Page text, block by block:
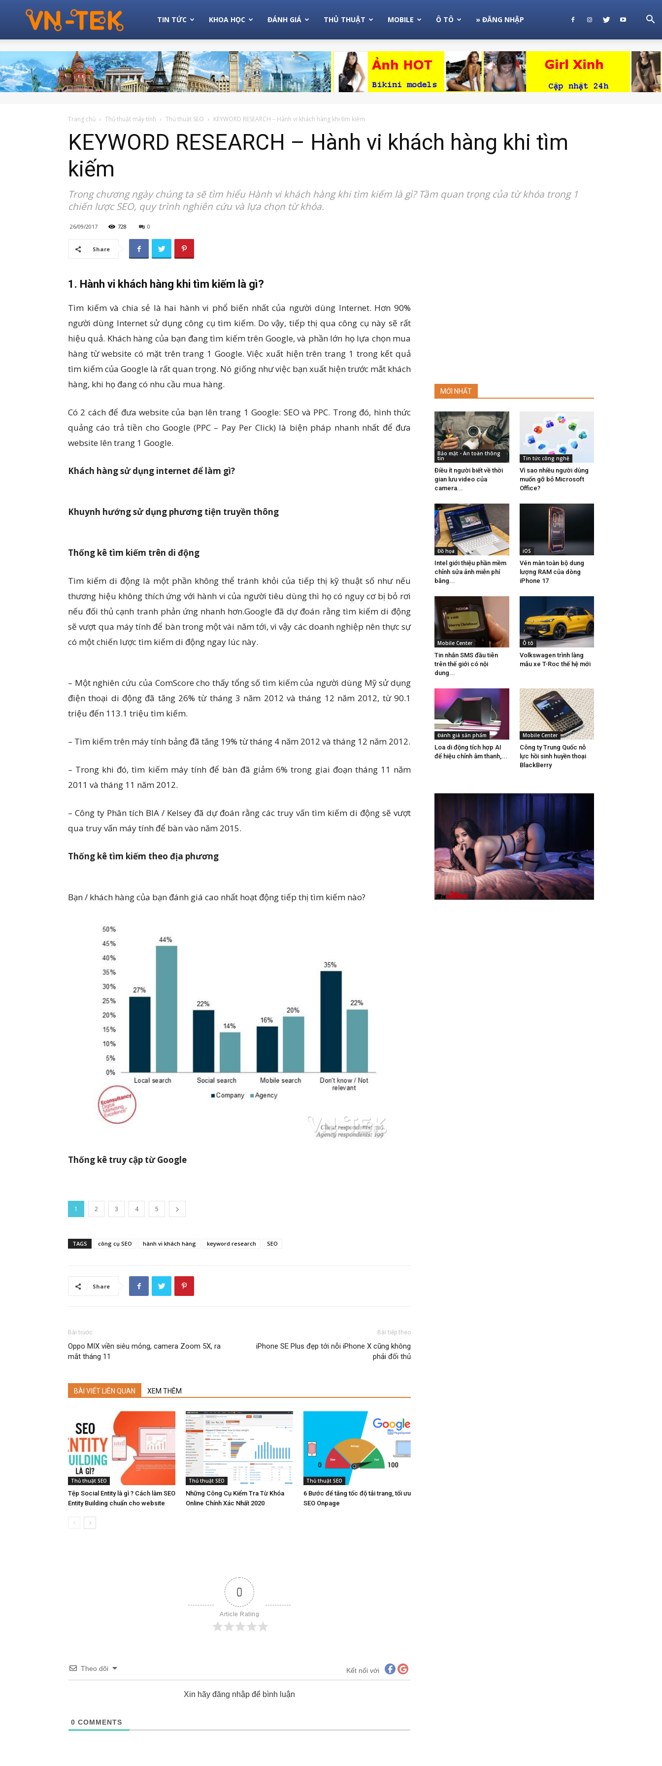
Michio
Tek
TIN TỨC KHOA HỌC ĐÁNH GIÁ THỦ THUẬT MOBILE Ô TÔ » ĐĂNG NHẬP
Trang chủ Thủ thuật máy tính Thủ thuật SEO KEYWORD RESEARCH – Hành vi khách hàng khi tìm kiếm
KEYWORD RESEARCH – Hành vi khách hàng khi tìm
kiếm
Trong chương ngày chúng ta sẽ tìm hiểu Hành vi khách hàng khi tìm kiếm là gì? Tầm quan trọng của từ khóa trong 1
chiến lược SEO, quy trình nghiên cứu và lựa chọn từ khóa.
26/09/2017 728 0
Share
1. Hành vi khách hàng khi tìm kiếm là gì?
Tìm kiếm và chia sẻ là hai hành vi phổ biến nhất của người dùng Internet. Hơn 90%
người dùng Internet sử dụng công cụ tìm kiếm. Do vậy, tiếp thị qua công cụ này sẽ rất
hiệu quả. Khách hàng của bạn đang tìm kiếm trên Google, và phần lớn họ lựa chọn mua
hàng từ website có mặt trên trang 1 Google. Việc xuất hiện trên trang 1 trong kết quả
tìm kiếm của Google là rất quan trọng. Nó giống như việc bạn xuất hiện trước mắt khách
hàng, khi họ đang có nhu cầu mua hàng.
Có 2 cách để đưa website của bạn lên trang 1 Google: SEO và PPC. Trong đó, hình thức
quảng cáo trả tiền cho Google (PPC – Pay Per Click) là biện pháp nhanh nhất để đưa
website lên trang 1 Google.
Khách hàng sử dụng internet để làm gì?
Khuynh hướng sử dụng phương tiện truyền thông
Thống kê tìm kiếm trên di động
Tìm kiếm di động là một phần không thể tránh khỏi của tiếp thị kỹ thuật số như nếu
thương hiệu không thích ứng với hành vi của người tiêu dùng thì họ có nguy cơ bị bỏ rơi
nếu đối thủ cạnh tranh phản ứng nhanh hơn.Google đã dự đoán rằng tìm kiếm di động
sẽ vượt qua máy tính để bàn trong một vài năm tới, vì vậy các doanh nghiệp nên thực sự
có một chiến lược tìm kiếm di động ngay lúc này.
– Một nghiên cứu của ComScore cho thấy tổng số tìm kiếm của người dùng Mỹ sử dụng
điện thoại di động đã tăng 26% từ tháng 3 năm 2012 và tháng 12 năm 2012, từ 90.1
triệu đến 113.1 triệu tìm kiếm.
– Tìm kiếm trên máy tính bảng đã tăng 19% từ tháng 4 năm 2012 và tháng 12 năm 2012.
– Trong khi đó, tìm kiếm máy tính để bàn đã giảm 6% trong giai đoạn tháng 11 năm
2011 và tháng 11 năm 2012.
– Công ty Phân tích BIA / Kelsey đã dự đoán rằng các truy vấn tìm kiếm di động sẽ vượt
qua truy vấn máy tính để bàn vào năm 2015.
Thống kê tìm kiếm theo địa phương
Bạn / khách hàng của bạn đánh giá cao nhất hoạt động tiếp thị tìm kiếm nào?
Thống kê truy cập từ Google
1 2 3 4 5
TAGS công cụ SEO hành vi khách hàng keyword research SEO
Share
Bài trước
Oppo MIX viền siêu mỏng, camera Zoom 5X, ra
mắt tháng 11
Bài tiếp theo
iPhone SE Plus đẹp tới nỗi iPhone X cũng không
phải đối thủ
BÀI VIẾT LIÊN QUAN XEM THÊM
Thủ thuật SEO
Tệp Social Entity là gì ? Cách làm SEO
Entity Building chuẩn cho website
Thủ thuật SEO
Những Công Cụ Kiểm Tra Từ Khóa
Online Chính Xác Nhất 2020
Thủ thuật SEO
6 Bước để tăng tốc độ tải trang, tối ưu
SEO Onpage
0
Article Rating
Theo dõi Kết nối với
Xin hãy đăng nhập để bình luận
0 COMMENTS
MỚI NHẤT
Bảo mật - An toàn thông
tin
Điều ít người biết về thời
gian lưu video của
camera...
Tin tức công nghệ
Vì sao nhiều người dùng
muốn gỡ bỏ Microsoft
Office?
Đồ họa
Intel giới thiệu phần mềm
chỉnh sửa ảnh miễn phí
bằng...
iOS
Vén màn toàn bộ dung
lượng RAM của dòng
iPhone 17
Mobile Center
Tin nhắn SMS đầu tiên
trên thế giới có nội
dung...
Ô tô
Volkswagen trình làng
mẫu xe T-Roc thế hệ mới
Đánh giá sản phẩm
Loa di động tích hợp AI
để hiệu chỉnh âm thanh,...
Mobile Center
Công ty Trung Quốc nỗ
lực hồi sinh huyền thoại
BlackBerry